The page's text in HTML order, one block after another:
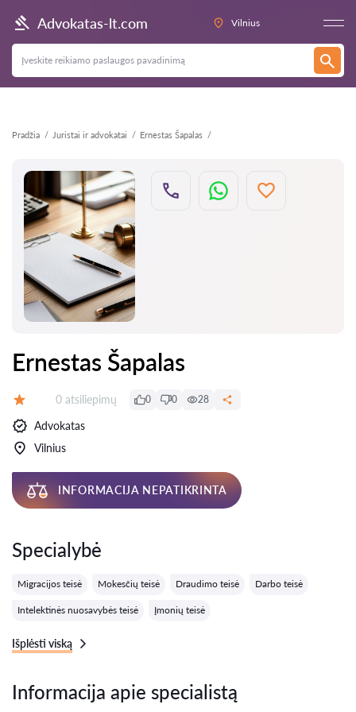
Advokatas-lt.com Vilnius
Pradžia Juristai ir advokatai Ernestas Šapalas
Atgal
Ernestas Šapalas
Atsiliepimų:
0 atsiliepimų 0 0 28
Advokatas
Vilnius
INFORMACIJA NEPATIKRINTA
Specialybė
Migracijos teisė Mokesčių teisė Draudimo teisė Darbo teisė
Intelektinės nuosavybės teisė Įmonių teisė
Išplėsti viską
Informacija apie specialistą